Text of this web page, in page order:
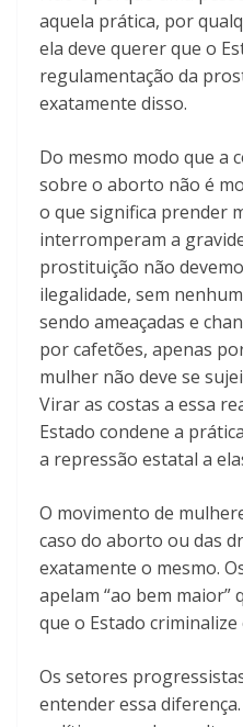
aquela prática, por
ela deve querer que o
regulamentação da
exatamente disso.
Do mesmo modo que a
sobre o aborto não é
o que significa prender
interromperam a
prostituição não
ilegalidade, sem
sendo ameaçadas e
por cafetões, apenas
mulher não deve se
Virar as costas a essa
Estado condene a
a repressão estatal a
O movimento de
caso do aborto ou das
exatamente o mesmo.
apelam “ao bem maior”
que o Estado
Os setores
entender essa